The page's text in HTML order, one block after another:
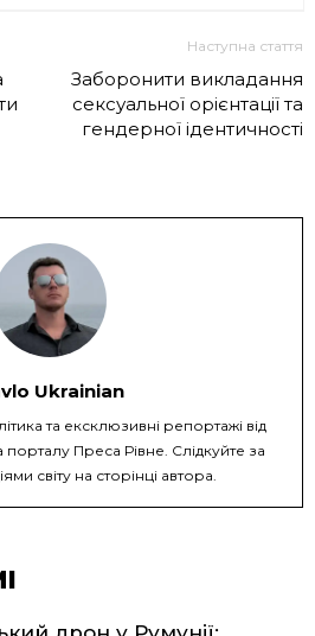
Наступна стаття
Заборонити викладання
сексуальної орієнтації та
гендерної ідентичності
Ukrainian
та ексклюзивні репортажі від
Преса Рівне. Слідкуйте за
світу на сторінці автора.